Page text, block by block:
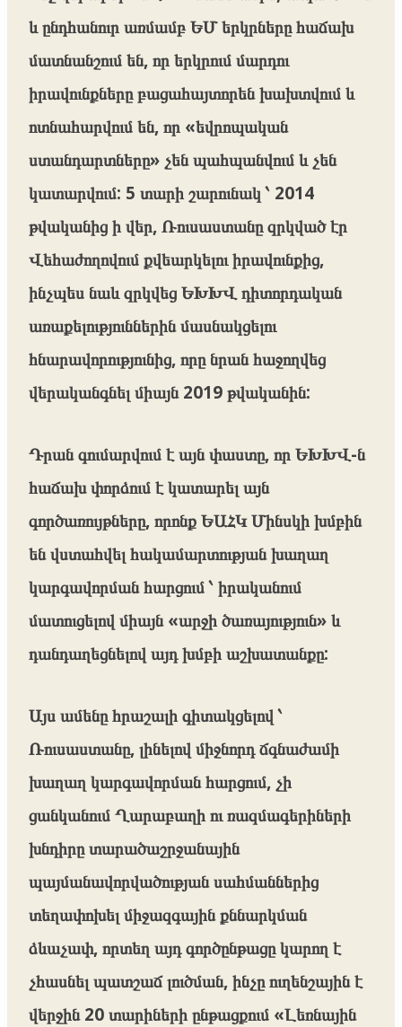
և ընդհանուր առմամբ ԵՄ երկրները հաճախ
մատնանշում են, որ երկրում մարդու
իրավունքները բացահայտորեն խախտվում և
ոտնահարվում են, որ «եվրոպական
ստանդարտները» չեն պահպանվում և չեն
կատարվում: 5 տարի շարունակ ՝ 2014
թվականից ի վեր, Ռուսաստանը զրկված էր
Վեհաժողովում քվեարկելու իրավունքից,
ինչպես նաև զրկվեց ԵԽԽՎ դիտորդական
առաքելություններին մասնակցելու
հնարավորությունից, որը նրան հաջողվեց
վերականգնել միայն 2019 թվականին:
Դրան գումարվում է այն փաստը, որ ԵԽԽՎ-ն
հաճախ փորձում է կատարել այն
գործառույթները, որոնք ԵԱՀԿ Մինսկի խմբին
են վստահվել հակամարտության խաղաղ
կարգավորման հարցում ՝ իրականում
մատուցելով միայն «արջի ծառայություն» և
դանդաղեցնելով այդ խմբի աշխատանքը:
Այս ամենը հրաշալի գիտակցելով ՝
Ռուսաստանը, լինելով միջնորդ ճգնաժամի
խաղաղ կարգավորման հարցում, չի
ցանկանում Ղարաբաղի ու ռազմագերիների
խնդիրը տարածաշրջանային
պայմանավորվածության սահմաններից
տեղափոխել միջազգային քննարկման
ձևաչափ, որտեղ այդ գործընթացը կարող է
չհասնել պատշաճ լուծման, ինչը ուղենշային է
վերջին 20 տարիների ընթացքում «Լեռնային